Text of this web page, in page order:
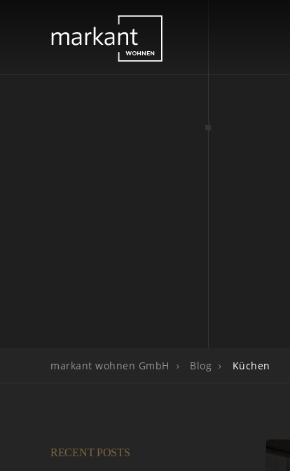
markant wohnen GmbH Blog Küchen
RECENT POSTS